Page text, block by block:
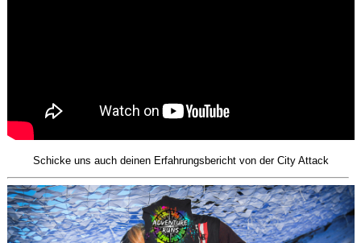
Schicke uns auch deinen Erfahrungsbericht von der City Attack